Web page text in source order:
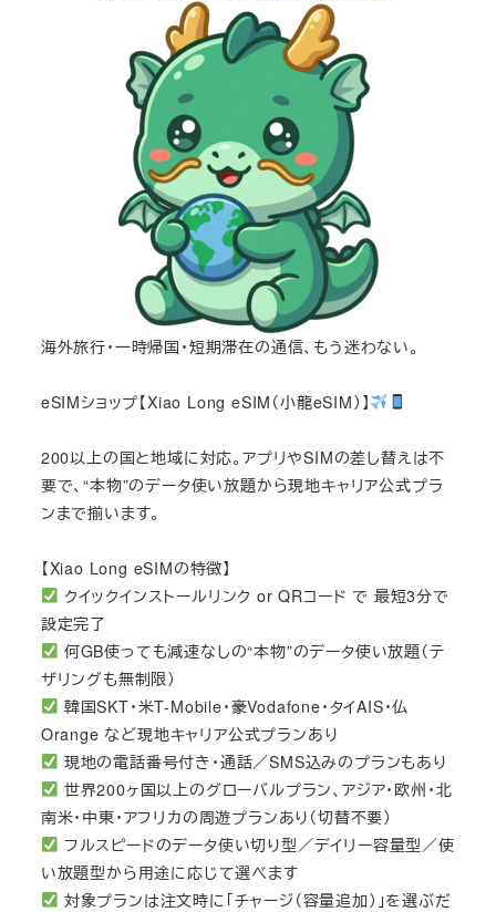
海外旅行・一時帰国・短期滞在の通信、もう迷わない。
eSIMショップ【Xiao Long eSIM（小龍eSIM）】
200以上の国と地域に対応。アプリやSIMの差し替えは不
要で、“本物”のデータ使い放題から現地キャリア公式プラ
ンまで揃います。
【Xiao Long eSIMの特徴】
クイックインストールリンク or QRコード で 最短3分で
設定完了
何GB使っても減速なしの“本物”のデータ使い放題（テ
ザリングも無制限）
韓国SKT・米T-Mobile・豪Vodafone・タイAIS・仏
Orange など現地キャリア公式プランあり
現地の電話番号付き・通話／SMS込みのプランもあり
世界200ヶ国以上のグローバルプラン、アジア・欧州・北
南米・中東・アフリカの周遊プランあり（切替不要）
フルスピードのデータ使い切り型／デイリー容量型／使
い放題型から用途に応じて選べます
対象プランは注文時に「チャージ（容量追加）」を選ぶだ